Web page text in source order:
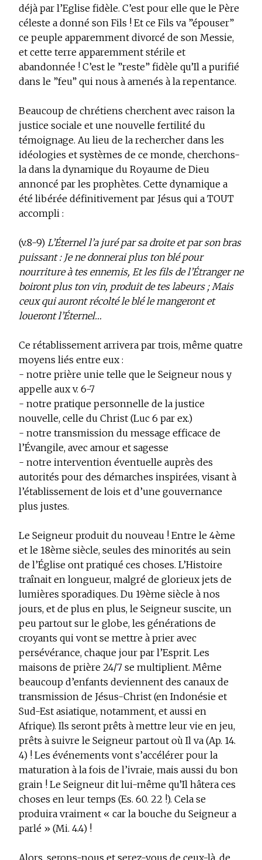
déjà par l’Eglise fidèle. C’est pour elle que le Père
céleste a donné son Fils ! Et ce Fils va ”épouser”
ce peuple apparemment divorcé de son Messie,
et cette terre apparemment stérile et
abandonnée ! C’est le ”reste” fidèle qu’Il a purifié
dans le ”feu” qui nous à amenés à la repentance.
Beaucoup de chrétiens cherchent avec raison la
justice sociale et une nouvelle fertilité du
témoignage. Au lieu de la rechercher dans les
idéologies et systèmes de ce monde, cherchons-
la dans la dynamique du Royaume de Dieu
annoncé par les prophètes. Cette dynamique a
été libérée définitivement par Jésus qui a TOUT
accompli :
(v.8-9) L’Éternel l’a juré par sa droite et par son bras
puissant : Je ne donnerai plus ton blé pour
nourriture à tes ennemis, Et les fils de l’Étranger ne
boiront plus ton vin, produit de tes labeurs ; Mais
ceux qui auront récolté le blé le mangeront et
loueront l’Éternel…
Ce rétablissement arrivera par trois, même quatre
moyens liés entre eux :
- notre prière unie telle que le Seigneur nous y
appelle aux v. 6-7
- notre pratique personnelle de la justice
nouvelle, celle du Christ (Luc 6 par ex.)
- notre transmission du message efficace de
l’Évangile, avec amour et sagesse
- notre intervention éventuelle auprès des
autorités pour des démarches inspirées, visant à
l’établissement de lois et d’une gouvernance
plus justes.
Le Seigneur produit du nouveau ! Entre le 4ème
et le 18ème siècle, seules des minorités au sein
de l’Église ont pratiqué ces choses. L’Histoire
traînait en longueur, malgré de glorieux jets de
lumières sporadiques. Du 19ème siècle à nos
jours, et de plus en plus, le Seigneur suscite, un
peu partout sur le globe, les générations de
croyants qui vont se mettre à prier avec
persévérance, chaque jour par l’Esprit. Les
maisons de prière 24/7 se multiplient. Même
beaucoup d’enfants deviennent des canaux de
transmission de Jésus-Christ (en Indonésie et
Sud-Est asiatique, notamment, et aussi en
Afrique). Ils seront prêts à mettre leur vie en jeu,
prêts à suivre le Seigneur partout où Il va (Ap. 14.
4) ! Les événements vont s’accélérer pour la
maturation à la fois de l’ivraie, mais aussi du bon
grain ! Le Seigneur dit lui-même qu’Il hâtera ces
choses en leur temps (Es. 60. 22 !). Cela se
produira vraiment « car la bouche du Seigneur a
parlé » (Mi. 4.4) !
Alors, serons-nous et serez-vous de ceux-là, de